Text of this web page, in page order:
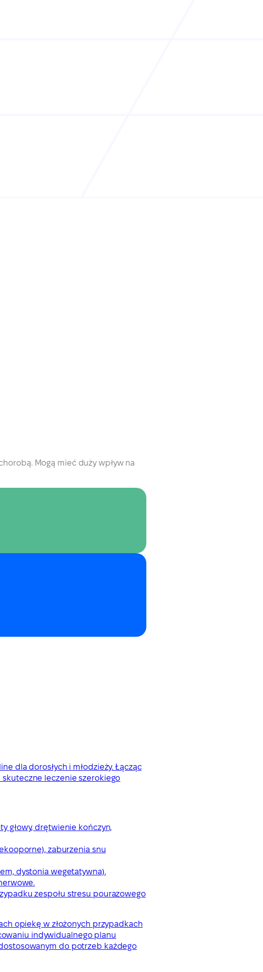
Mogą mieć duży wpływ na
dla dorosłych i młodzieży. Łącząc
leczenie szerokiego
głowy, drętwienie kończyn,
zaburzenia snu
dystonia wegetatywna).
zespołu stresu pourazowego
opiekę w złożonych przypadkach
indywidualnego planu
do potrzeb każdego